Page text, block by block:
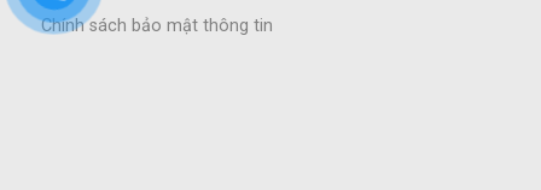
Chính sách bảo mật thông tin